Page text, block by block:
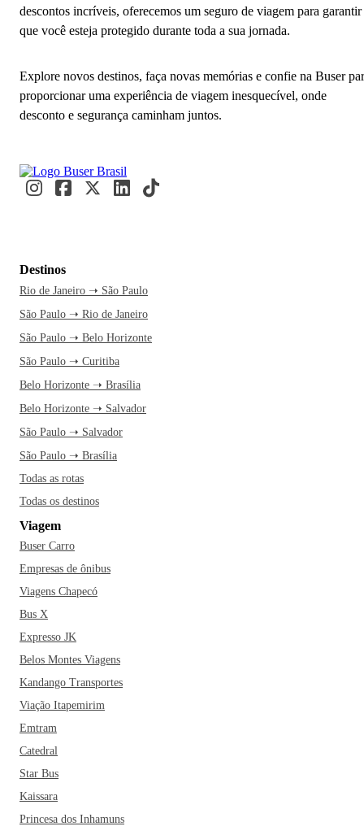
descontos incríveis, oferecemos um seguro de viagem para garantir
que você esteja protegido durante toda a sua jornada.
Explore novos destinos, faça novas memórias e confie na Buser
proporcionar uma experiência de viagem inesquecível, onde
desconto e segurança caminham juntos.
Destinos
Rio de Janeiro ➝ São Paulo
São Paulo ➝ Rio de Janeiro
São Paulo ➝ Belo Horizonte
São Paulo ➝ Curitiba
Belo Horizonte ➝ Brasília
Belo Horizonte ➝ Salvador
São Paulo ➝ Salvador
São Paulo ➝ Brasília
Todas as rotas
Todas os destinos
Viagem
Buser Carro
Empresas de ônibus
Viagens Chapecó
Bus X
Expresso JK
Belos Montes Viagens
Kandango Transportes
Viação Itapemirim
Emtram
Catedral
Star Bus
Kaissara
Princesa dos Inhamuns